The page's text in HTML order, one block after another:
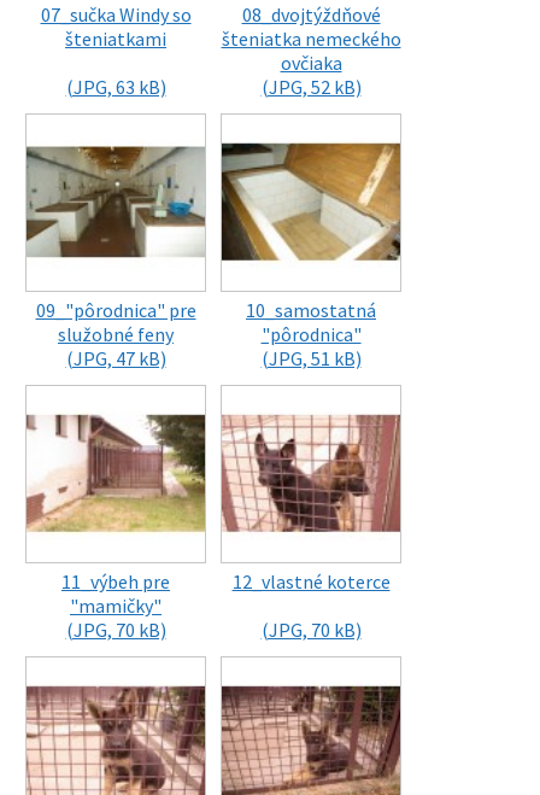
07_sučka Windy so
šteniatkami
(JPG, 63 kB)
08_dvojtýždňové
šteniatka nemeckého
ovčiaka
(JPG, 52 kB)
09_"pôrodnica" pre
služobné feny
(JPG, 47 kB)
10_samostatná
"pôrodnica"
(JPG, 51 kB)
11_výbeh pre
"mamičky"
(JPG, 70 kB)
12_vlastné koterce
(JPG, 70 kB)